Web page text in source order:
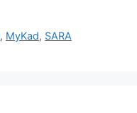
, MyKad, SARA